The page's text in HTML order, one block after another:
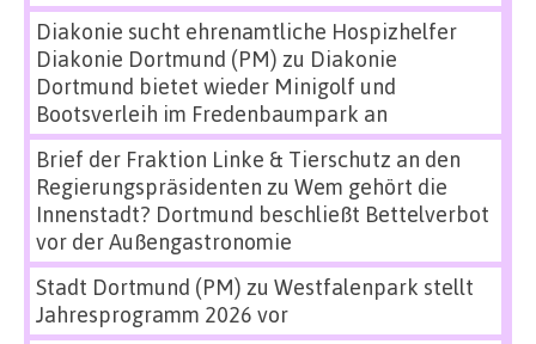
Diakonie sucht ehrenamtliche Hospizhelfer
Diakonie Dortmund (PM) zu Diakonie
Dortmund bietet wieder Minigolf und
Bootsverleih im Fredenbaumpark an
Brief der Fraktion Linke & Tierschutz an den
Regierungspräsidenten zu Wem gehört die
Innenstadt? Dortmund beschließt Bettelverbot
vor der Außengastronomie
Stadt Dortmund (PM) zu Westfalenpark stellt
Jahresprogramm 2026 vor